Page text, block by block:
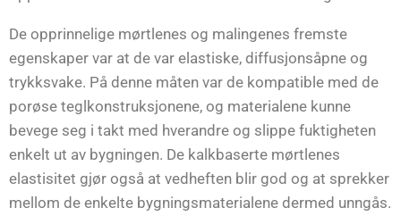
De opprinnelige mørtlenes og malingenes fremste
egenskaper var at de var elastiske, diffusjonsåpne og
trykksvake. På denne måten var de kompatible med de
porøse teglkonstruksjonene, og materialene kunne
bevege seg i takt med hverandre og slippe fuktigheten
enkelt ut av bygningen. De kalkbaserte mørtlenes
elastisitet gjør også at vedheften blir god og at sprekker
mellom de enkelte bygningsmaterialene dermed unngås.